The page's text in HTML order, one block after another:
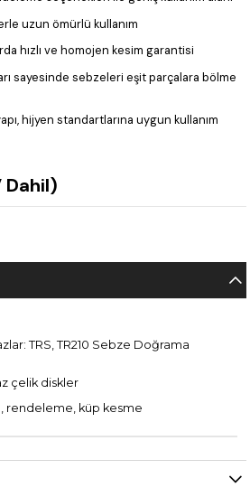
uzun ömürlü kullanım
hızlı ve homojen kesim garantisi
sayesinde sebzeleri eşit parçalara bölme
hijyen standartlarına uygun kullanım
Dahil)
TRS, TR210 Sebze Doğrama
çelik diskler
rendeleme, küp kesme